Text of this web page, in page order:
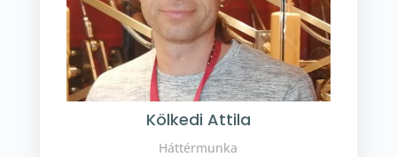
Kölkedi Attila
Háttérmunka